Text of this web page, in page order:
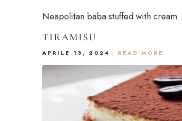
Neapolitan baba stuffed with cream
TIRAMISU
APRILE 13, 2024 READ MORE